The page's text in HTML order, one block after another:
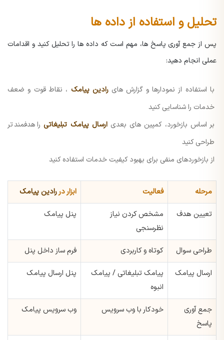
تحلیل و استفاده از داده ها
پس از جمع آوری پاسخ ها، مهم است که داده ها را تحلیل کنید و اقدامات
عملی انجام دهید:
با استفاده از نمودارها و گزارش هایرادین پیامک ، نقاط قوت و ضعف
خدمات را شناسایی کنید
بر اساس بازخورد، کمپین های بعدیارسال پیامک تبلیغاتیرا هدفمندتر
طراحی کنید
از بازخوردهای منفی برای بهبود کیفیت خدمات استفاده کنید
مرحله فعالیت ابزار دررادین پیامک
تعیین هدف
مشخص کردن نیاز
نظرسنجی
پنل پیامک
طراحی سوال کوتاه و کاربردی فرم ساز داخل پنل
ارسال پیامک
پیامک تبلیغاتی / پیامک
انبوه
پنل ارسال پیامک
جمع آوری
پاسخ
خودکار با وب سرویس وب سرویس پیامک